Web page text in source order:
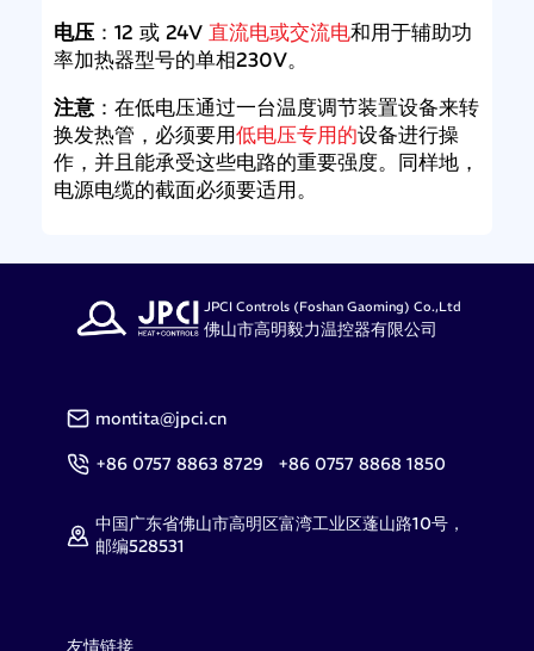
电压：12 或 24V 直流电或交流电和用于辅助功
率加热器型号的单相230V。
注意：在低电压通过一台温度调节装置设备来转
换发热管，必须要用低电压专用的设备进行操
作，并且能承受这些电路的重要强度。同样地，
电源电缆的截面必须要适用。
JPCI Controls (Foshan Gaoming) Co.,Ltd
佛山市高明毅力温控器有限公司
montita@jpci.cn
+86 0757 8863 8729 +86 0757 8868 1850
中国广东省佛山市高明区富湾工业区蓬山路10号，
邮编528531